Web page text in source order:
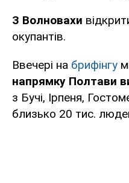
З Волновахи
окупантів.
Ввечері на брифінгу
напрямку Полтави
з Бучі, Ірпеня,
близько 20 тис.